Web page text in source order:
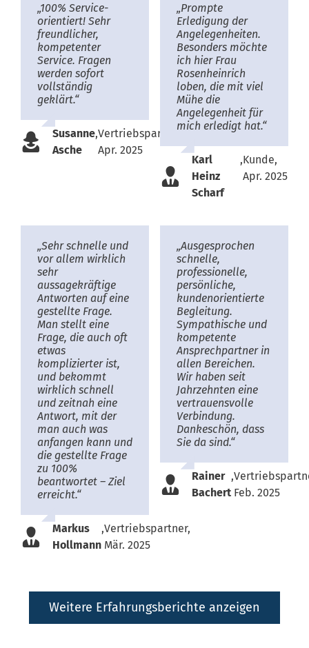
„100% Service-
orientiert! Sehr
freundlicher,
kompetenter
Service. Fragen
werden sofort
vollständig
geklärt.“
Susanne
Asche
,Vertriebspartnerin,
Apr. 2025
„Prompte
Erledigung der
Angelegenheiten.
Besonders möchte
ich hier Frau
Rosenheinrich
loben, die mit viel
Mühe die
Angelegenheit für
mich erledigt hat.“
Karl
Heinz
Scharf
,Kunde,
Apr. 2025
„Sehr schnelle und
vor allem wirklich
sehr
aussagekräftige
Antworten auf eine
gestellte Frage.
Man stellt eine
Frage, die auch oft
etwas
komplizierter ist,
und bekommt
wirklich schnell
und zeitnah eine
Antwort, mit der
man auch was
anfangen kann und
die gestellte Frage
zu 100%
beantwortet – Ziel
erreicht.“
Markus
Hollmann
,Vertriebspartner,
Mär. 2025
„Ausgesprochen
schnelle,
professionelle,
persönliche,
kundenorientierte
Begleitung.
Sympathische und
kompetente
Ansprechpartner in
allen Bereichen.
Wir haben seit
Jahrzehnten eine
vertrauensvolle
Verbindung.
Dankeschön, dass
Sie da sind.“
Rainer
Bachert
,
Feb. 2025
Weitere Erfahrungsberichte anzeigen